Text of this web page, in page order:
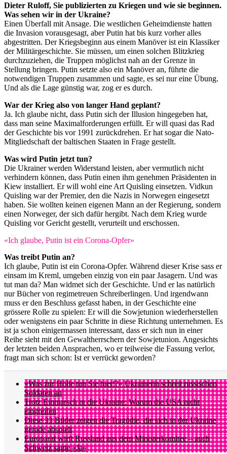
Dieter Ruloff, Sie publizierten zu Kriegen und wie sie beginnen.
Was sehen wir in der Ukraine?
Einen Überfall mit Ansage. Die westlichen Geheimdienste hatten
die Invasion vorausgesagt, aber Putin hat bis kurz vorher alles
abgestritten. Der Kriegsbeginn aus einem Manöver ist ein Klassiker
der Militärgeschichte. Sie müssen, um einen solchen Blitzkrieg
durchzuziehen, die Truppen möglichst nah an der Grenze in
Stellung bringen. Putin setzte also ein Manöver an, führte die
notwendigen Truppen zusammen und sagte, es sei nur eine Übung.
Und als die Lage günstig war, zog er es durch.
War der Krieg also von langer Hand geplant?
Ja. Ich glaube nicht, dass Putin sich der Illusion hingegeben hat,
dass man seine Maximalforderungen erfüllt. Er will quasi das Rad
der Geschichte bis vor 1991 zurückdrehen. Er hat sogar die Nato-
Mitgliedschaft der baltischen Staaten in Frage gestellt.
Was wird Putin jetzt tun?
Die Ukrainer werden Widerstand leisten, aber vermutlich nicht
verhindern können, dass Putin einen ihm genehmen Präsidenten in
Kiew installiert. Er will wohl eine Art Quisling einsetzen. Vidkun
Quisling war der Premier, den die Nazis in Norwegen eingesetzt
haben. Sie wollten keinen eigenen Mann an der Regierung, sondern
einen Norweger, der sich dafür hergibt. Nach dem Krieg wurde
Quisling vor Gericht gestellt, verurteilt und erschossen.
«Ich glaube, Putin ist ein Corona-Opfer»
Was treibt Putin an?
Ich glaube, Putin ist ein Corona-Opfer. Während dieser Krise sass er
einsam im Kreml, umgeben einzig von ein paar Jasagern. Und was
tut man da? Man widmet sich der Geschichte. Und er las natürlich
nur Bücher von regimetreuen Schreiberlingen. Und irgendwann
muss er den Beschluss gefasst haben, in der Geschichte eine
grössere Rolle zu spielen: Er will die Sowjetunion wiederherstellen
oder wenigstens ein paar Schritte in diese Richtung unternehmen. Es
ist ja schon einigermassen interessant, dass er sich nun in einer
Reihe sieht mit den Gewaltherrschern der Sowjetunion. Angesichts
der letzten beiden Ansprachen, wo er teilweise die Fassung verlor,
fragt man sich schon: Ist er verrückt geworden?
«Was zur Hölle tun Sie hier!?» Ukrainerin schreit russischen
Soldaten an
Trotz Einmarsch in die Ukraine: Warum die USA nicht
eingreifen
Diese 33 Bilder zeigen die Tragödie, die sich in der Ukraine
gerade abspielt
Europarat wirft Russland aus dem Ministerkomitee – auch
Schweiz sagte «Ja»